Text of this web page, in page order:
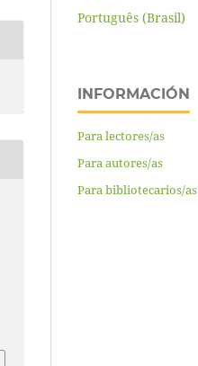
Português (Brasil)
INFORMACIÓN
Para lectores/as
Para autores/as
Para bibliotecarios/as